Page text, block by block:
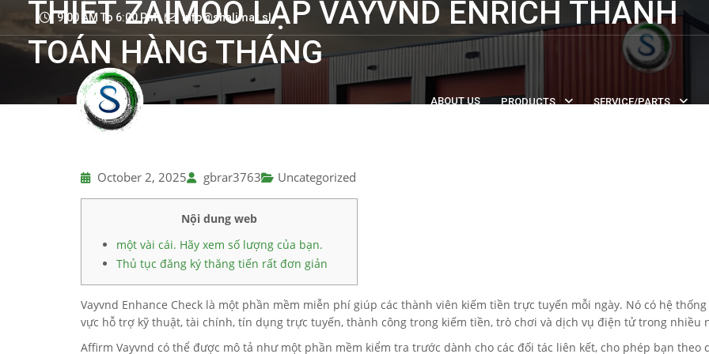
9:00 AM To 6:00 PM info@shalimar.sl
ABOUT US PRODUCTS SERVICE/PARTS
THIẾT ZAIMOO LẬP VAYVND ENRICH THANH
TOÁN HÀNG THÁNG
October 2, 2025 gbrar3763 Uncategorized
Nội dung web
một vài cái. Hãy xem số lượng của bạn.
Thủ tục đăng ký thăng tiến rất đơn giản
Vayvnd Enhance Check là một phần mềm miễn phí giúp các thành viên kiếm tiền trực tuyến mỗi ngày. Nó có hệ
vực hỗ trợ kỹ thuật, tài chính, tín dụng trực tuyến, thành công trong kiếm tiền, trò chơi và dịch vụ điện tử trong nhiều
Affirm Vayvnd có thể được mô tả như một phần mềm kiểm tra trước dành cho các đối tác liên kết, cho phép bạn